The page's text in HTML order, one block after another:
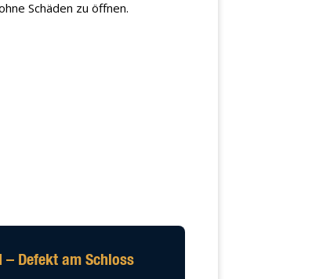
Schäden zu öffnen.
– Defekt am Schloss